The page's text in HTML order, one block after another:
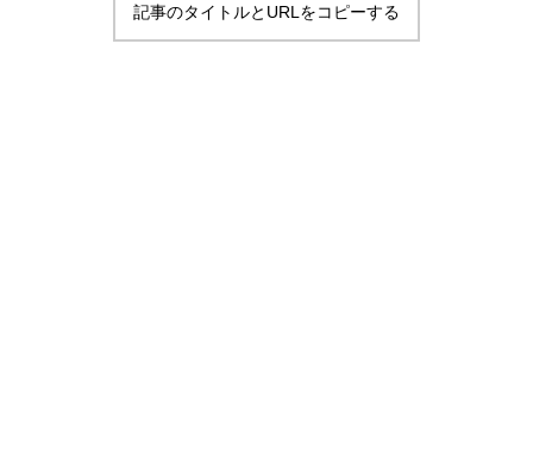
記事のタイトルとURLをコピーする